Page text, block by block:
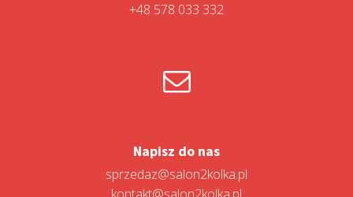
+48 578 033 332
Napisz do nas
sprzedaz@salon2kolka.pl